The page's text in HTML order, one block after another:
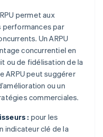
permet aux
performances par
Un ARPU
concurrentiel en
ou de fidélisation de la
ARPU peut suggérer
ou un
commerciales.
: pour les
indicateur clé de la